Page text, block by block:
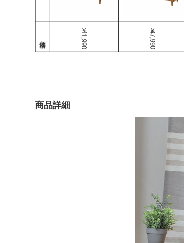
￥41,990 ￥47,990
商品詳細